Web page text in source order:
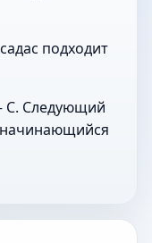
подходит
С. Следующий
начинающийся